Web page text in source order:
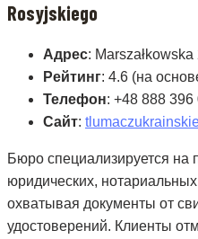
Rosyjskiego
Адрес:
Рейтинг: 4.6 (на
Телефон: +48 888 396
Сайт:
Бюро специализируется
юридических,
охватывая документы от
удостоверений. Клиенты